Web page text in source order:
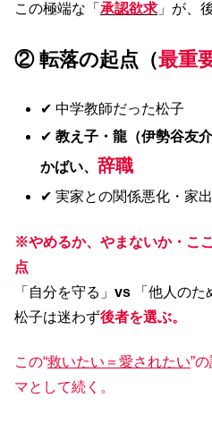
この極端な「 承認欲求 」が、
② 転落の起点（最重
✔ 中学教師だった松子
✔教え子・龍（伊勢谷友
かばい、辞職
✔ 実家との関係悪化・家出
※やめるか、やまないか・こ
点
「自分を守る」 vs 「他人のた
松子は迷わず後者を選ぶ。
この“救いたい＝愛されたい”
マとして続く。